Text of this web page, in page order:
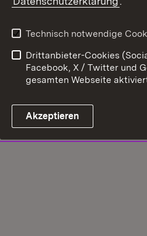
Technisch notwendige
Drittanbieter-Cookies
Facebook, X / Twitter und
gesamten Webseite
Akzeptieren